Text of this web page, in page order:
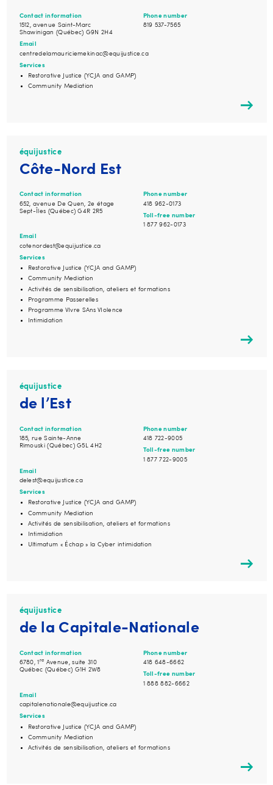
Contact information
1512, avenue Saint-Marc
Shawinigan (Québec) G9N 2H4
Phone number
819 537-7565
Email
centredelamauriciemekinac@equijustice.ca
Services
Restorative Justice (YCJA and GAMP)
Community Mediation
équijustice
Côte-Nord Est
Contact information
652, avenue De Quen, 2e étage
Sept-Îles (Québec) G4R 2R5
Phone number
418 962-0173
Toll-free number
1 877 962-0173
Email
cotenordest@equijustice.ca
Services
Restorative Justice (YCJA and GAMP)
Community Mediation
Activités de sensibilisation, ateliers et formations
Programme Passerelles
Programme VIvre SAns VIolence
Intimidation
équijustice
de l’Est
Contact information
185, rue Sainte-Anne
Rimouski (Québec) G5L 4H2
Phone number
418 722-9005
Toll-free number
1 877 722-9005
Email
delest@equijustice.ca
Services
Restorative Justice (YCJA and GAMP)
Community Mediation
Activités de sensibilisation, ateliers et formations
Intimidation
Ultimatum « Échap » la Cyber intimidation
équijustice
de la Capitale-Nationale
Contact information
6780, 1re Avenue, suite 310
Québec (Québec) G1H 2W8
Phone number
418 648-6662
Toll-free number
1 888 882-6662
Email
capitalenationale@equijustice.ca
Services
Restorative Justice (YCJA and GAMP)
Community Mediation
Activités de sensibilisation, ateliers et formations